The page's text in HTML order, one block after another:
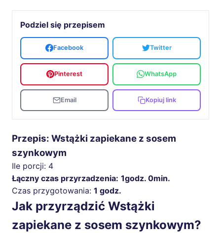
Podziel się przepisem
Facebook Twitter
Pinterest WhatsApp
Email Kopiuj link
Przepis: Wstążki zapiekane z sosem
szynkowym
Ile porcji: 4
Łączny czas przyrzadzenia: 1godz. 0min.
Czas przygotowania: 1 godz.
Jak przyrządzić Wstążki
zapiekane z sosem szynkowym?